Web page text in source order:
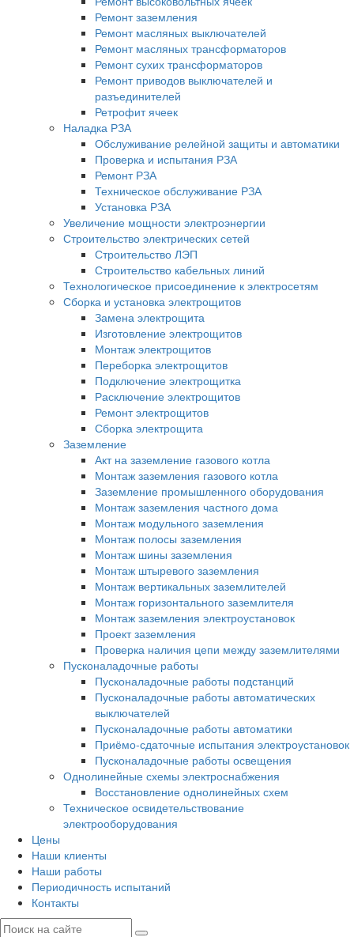
Ремонт заземления
Ремонт масляных выключателей
Ремонт масляных трансформаторов
Ремонт сухих трансформаторов
Ремонт приводов выключателей и
разъединителей
Ретрофит ячеек
Наладка РЗА
Обслуживание релейной защиты и автоматики
Проверка и испытания РЗА
Ремонт РЗА
Техническое обслуживание РЗА
Установка РЗА
Увеличение мощности электроэнергии
Строительство электрических сетей
Строительство ЛЭП
Строительство кабельных линий
Технологическое присоединение к электросетям
Сборка и установка электрощитов
Замена электрощита
Изготовление электрощитов
Монтаж электрощитов
Переборка электрощитов
Подключение электрощитка
Расключение электрощитов
Ремонт электрощитов
Сборка электрощита
Заземление
Акт на заземление газового котла
Монтаж заземления газового котла
Заземление промышленного оборудования
Монтаж заземления частного дома
Монтаж модульного заземления
Монтаж полосы заземления
Монтаж шины заземления
Монтаж штыревого заземления
Монтаж вертикальных заземлителей
Монтаж горизонтального заземлителя
Монтаж заземления электроустановок
Проект заземления
Проверка наличия цепи между заземлителями
Пусконаладочные работы
Пусконаладочные работы подстанций
Пусконаладочные работы автоматических
выключателей
Пусконаладочные работы автоматики
Приёмо-сдаточные испытания электроустановок
Пусконаладочные работы освещения
Однолинейные схемы электроснабжения
Восстановление однолинейных схем
Техническое освидетельствование
электрооборудования
Цены
Наши клиенты
Наши работы
Периодичность испытаний
Контакты